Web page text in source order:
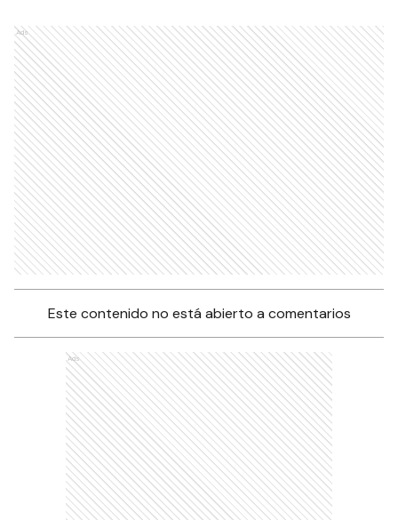
Ads
Este contenido no está abierto a comentarios
Ads